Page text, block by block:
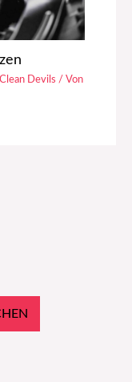
Devils / Von